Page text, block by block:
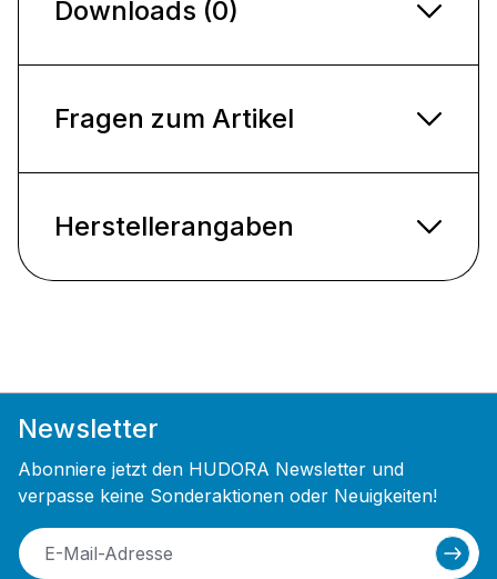
Downloads (0)
Fragen zum Artikel
Herstellerangaben
Newsletter
Abonniere jetzt den HUDORA Newsletter und
verpasse keine Sonderaktionen oder Neuigkeiten!